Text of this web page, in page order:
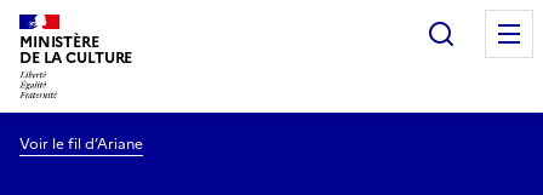
MINISTÈRE
DE LA CULTURE
Voir le fil d’Ariane